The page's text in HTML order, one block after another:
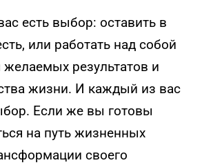
есть выбор: оставить в
или работать над собой
результатов и
жизни. И каждый из вас
Если же вы готовы
на путь жизненных
своего